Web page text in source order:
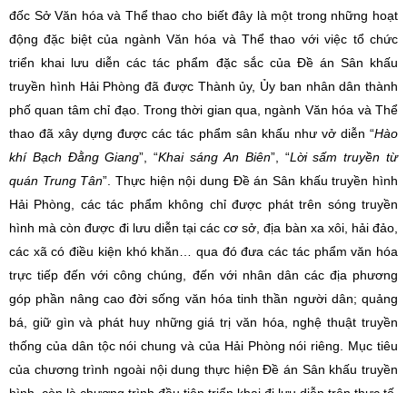
đốc Sở Văn hóa và Thể thao cho biết đây là một trong những hoạt
động đặc biệt của ngành Văn hóa và Thể thao với việc tổ chức
triển khai lưu diễn các tác phẩm đặc sắc của Đề án Sân khấu
truyền hình Hải Phòng đã được Thành ủy, Ủy ban nhân dân thành
phố quan tâm chỉ đạo. Trong thời gian qua, ngành Văn hóa và Thể
thao đã xây dựng được các tác phẩm sân khấu như vở diễn “Hào
khí Bạch Đằng Giang”, “Khai sáng An Biên”, “Lời sấm truyền từ
quán Trung Tân”. Thực hiện nội dung Đề án Sân khấu truyền hình
Hải Phòng, các tác phẩm không chỉ được phát trên sóng truyền
hình mà còn được đi lưu diễn tại các cơ sở, địa bàn xa xôi, hải đảo,
các xã có điều kiện khó khăn… qua đó đưa các tác phẩm văn hóa
trực tiếp đến với công chúng, đến với nhân dân các địa phương
góp phần nâng cao đời sống văn hóa tinh thần người dân; quảng
bá, giữ gìn và phát huy những giá trị văn hóa, nghệ thuật truyền
thống của dân tộc nói chung và của Hải Phòng nói riêng. Mục tiêu
của chương trình ngoài nội dung thực hiện Đề án Sân khấu truyền